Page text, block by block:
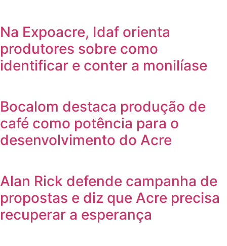
Na Expoacre, Idaf orienta
produtores sobre como
identificar e conter a monilíase
Bocalom destaca produção de
café como potência para o
desenvolvimento do Acre
Alan Rick defende campanha de
propostas e diz que Acre precisa
recuperar a esperança